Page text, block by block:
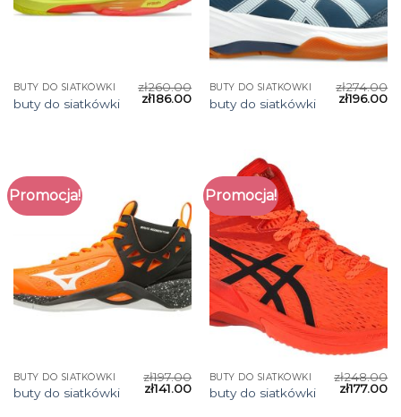
BUTY DO SIATKÓWKI
buty do siatkówki
zł260.00
zł186.00
BUTY DO SIATKÓWKI
buty do siatkówki
zł274.00
zł196.00
Promocja!
BUTY DO SIATKÓWKI
buty do siatkówki
zł197.00
zł141.00
Promocja!
BUTY DO SIATKÓWKI
buty do siatkówki
zł248.00
zł177.00